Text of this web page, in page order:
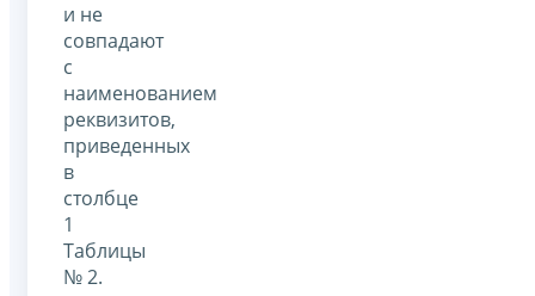
и не
совпадают
с
наименованием
реквизитов,
приведенных
в
столбце
1
Таблицы
№ 2.